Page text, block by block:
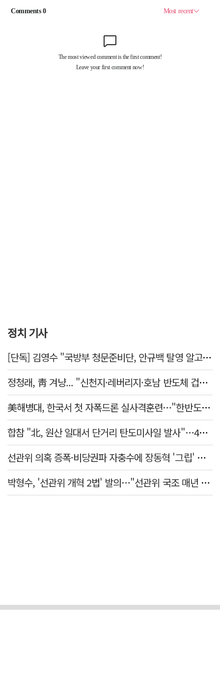
정치 기사
[단독] 김영수 "국방부 청문준비단, 안규백 탈영 알고있었다"
정청래, 靑 겨냥... "신천지·레버리지·호남 반도체 겁박 사과하라"
美해병대, 한국서 첫 자폭드론 실사격훈련…"한반도 지형 학습"
합참 "北, 원산 일대서 단거리 탄도미사일 발사"…42일 만
선관위 의혹 증폭·비당권파 자충수에 장동혁 '그립' 더 강해졌다
박형수, '선관위 개혁 2법' 발의…"선관위 국조 매년 실시"